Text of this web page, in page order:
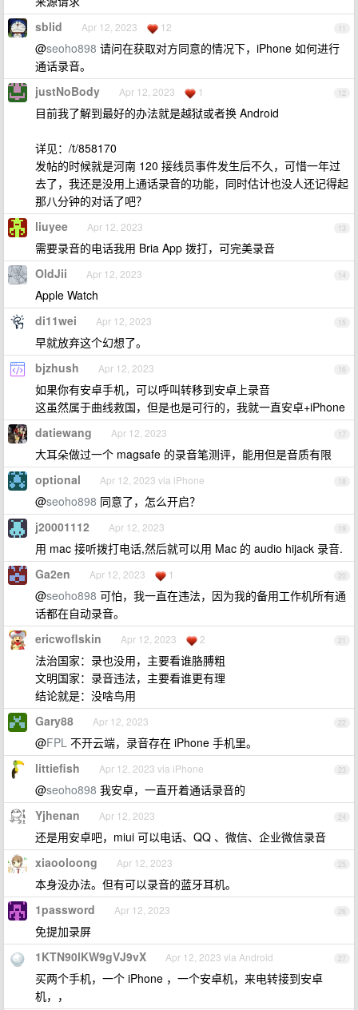
11
sblid Apr 12, 2023 12
@seoho898 请问在获取对方同意的情况下，iPhone 如何进行
通话录音。
12
justNoBody Apr 12, 2023 1
目前我了解到最好的办法就是越狱或者换 Android
详见：/t/858170
发帖的时候就是河南 120 接线员事件发生后不久，可惜一年过
去了，我还是没用上通话录音的功能，同时估计也没人还记得起
那八分钟的对话了吧？
13
liuyee Apr 12, 2023
需要录音的电话我用 Bria App 拨打，可完美录音
14
OldJii Apr 12, 2023
Apple Watch
15
di11wei Apr 12, 2023
早就放弃这个幻想了。
16
bjzhush Apr 12, 2023
如果你有安卓手机，可以呼叫转移到安卓上录音
这虽然属于曲线救国，但是也是可行的，我就一直安卓+iPhone
17
datiewang Apr 12, 2023
大耳朵做过一个 magsafe 的录音笔测评，能用但是音质有限
18
optional Apr 12, 2023 via iPhone
@seoho898 同意了，怎么开启？
19
j20001112 Apr 12, 2023
用 mac 接听拨打电话,然后就可以用 Mac 的 audio hijack 录音.
20
Ga2en Apr 12, 2023 1
@seoho898 可怕，我一直在违法，因为我的备用工作机所有通
话都在自动录音。
21
ericwoflskin Apr 12, 2023 2
法治国家：录也没用，主要看谁胳膊粗
文明国家：录音违法，主要看谁更有理
结论就是：没啥鸟用
22
Gary88 Apr 12, 2023
@FPL 不开云端，录音存在 iPhone 手机里。
23
littiefish Apr 12, 2023 via iPhone
@seoho898 我安卓，一直开着通话录音的
24
Yjhenan Apr 12, 2023
还是用安卓吧，miui 可以电话、QQ 、微信、企业微信录音
25
xiaooloong Apr 12, 2023
本身没办法。但有可以录音的蓝牙耳机。
26
1password Apr 12, 2023
免提加录屏
27
1KTN90lKW9gVJ9vX Apr 12, 2023 via Android
买两个手机，一个 iPhone ，一个安卓机，来电转接到安卓
机，，